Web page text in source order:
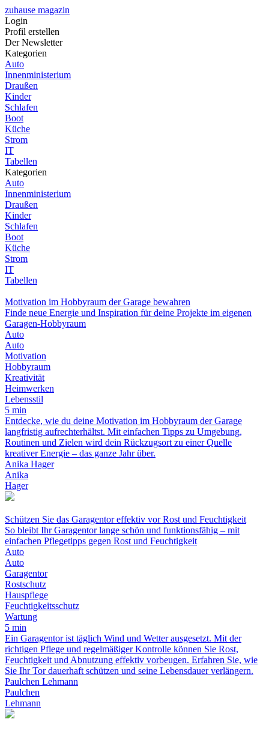
zuhause magazin
Login
Profil erstellen
Der Newsletter
Kategorien
Auto
Innenministerium
Draußen
Kinder
Schlafen
Boot
Küche
Strom
IT
Tabellen
Kategorien
Auto
Innenministerium
Draußen
Kinder
Schlafen
Boot
Küche
Strom
IT
Tabellen
Motivation im Hobbyraum der Garage bewahren
Finde neue Energie und Inspiration für deine Projekte im eigenen
Garagen-Hobbyraum
Auto
Auto
Motivation
Hobbyraum
Kreativität
Heimwerken
Lebensstil
5 min
Entdecke, wie du deine Motivation im Hobbyraum der Garage
langfristig aufrechterhältst. Mit einfachen Tipps zu Umgebung,
Routinen und Zielen wird dein Rückzugsort zu einer Quelle
kreativer Energie – das ganze Jahr über.
Anika Hager
Anika
Hager
Schützen Sie das Garagentor effektiv vor Rost und Feuchtigkeit
So bleibt Ihr Garagentor lange schön und funktionsfähig – mit
einfachen Pflegetipps gegen Rost und Feuchtigkeit
Auto
Auto
Garagentor
Rostschutz
Hauspflege
Feuchtigkeitsschutz
Wartung
5 min
Ein Garagentor ist täglich Wind und Wetter ausgesetzt. Mit der
richtigen Pflege und regelmäßiger Kontrolle können Sie Rost,
Feuchtigkeit und Abnutzung effektiv vorbeugen. Erfahren Sie, wie
Sie Ihr Tor dauerhaft schützen und seine Lebensdauer verlängern.
Paulchen Lehmann
Paulchen
Lehmann